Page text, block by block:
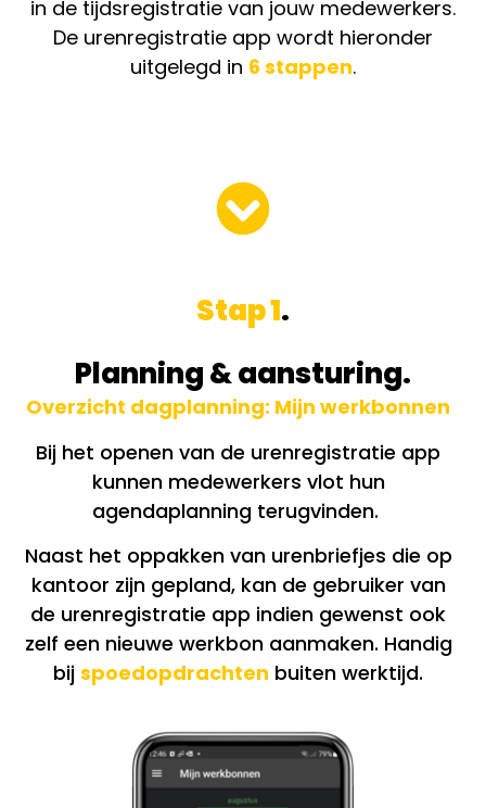
in de tijdsregistratie van jouw medewerkers.
De urenregistratie app wordt hieronder
uitgelegd in 6 stappen.
Stap 1.
Planning & aansturing.
Overzicht dagplanning: Mijn werkbonnen
Bij het openen van de urenregistratie app
kunnen medewerkers vlot hun
agendaplanning terugvinden.
Naast het oppakken van urenbriefjes die op
kantoor zijn gepland, kan de gebruiker van
de urenregistratie app indien gewenst ook
zelf een nieuwe werkbon aanmaken. Handig
bijspoedopdrachten buiten werktijd.